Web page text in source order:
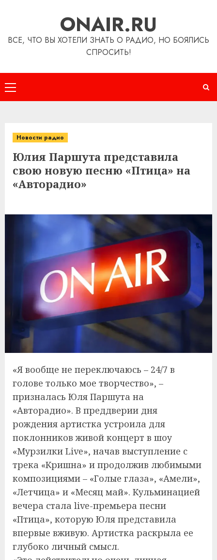
ONAIR.RU
ВСЕ, ЧТО ВЫ ХОТЕЛИ ЗНАТЬ О РАДИО, НО БОЯЛИСЬ
СПРОСИТЬ!
Основное
меню
Новости радио
Юлия Паршута представила
свою новую песню «Птица» на
«Авторадио»
«Я вообще не переключаюсь – 24/7 в
голове только мое творчество», –
призналась Юля Паршута на
«Авторадио». В преддверии дня
рождения артистка устроила для
поклонников живой концерт в шоу
«Мурзилки Live», начав выступление с
трека «Кришна» и продолжив любимыми
композициями – «Голые глаза», «Амели»,
«Летчица» и «Месяц май». Кульминацией
вечера стала live-премьера песни
«Птица», которую Юля представила
впервые вживую. Артистка раскрыла ее
глубоко личный смысл.